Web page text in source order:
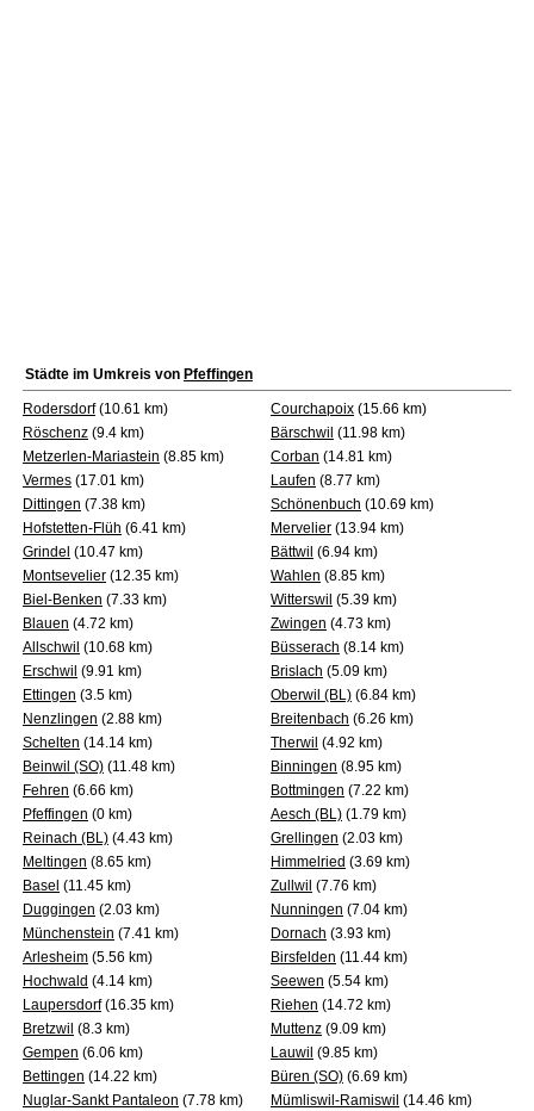
Städte im Umkreis von Pfeffingen
Rodersdorf(10.61 km) Courchapoix (15.66 km)
Röschenz (9.4 km) Bärschwil (11.98 km)
Metzerlen-Mariastein (8.85 km) Corban (14.81 km)
Vermes (17.01 km) Laufen (8.77 km)
Dittingen (7.38 km) Schönenbuch (10.69 km)
Hofstetten-Flüh (6.41 km) Mervelier (13.94 km)
Grindel (10.47 km) Bättwil (6.94 km)
Montsevelier (12.35 km) Wahlen (8.85 km)
Biel-Benken (7.33 km) Witterswil (5.39 km)
Blauen (4.72 km) Zwingen (4.73 km)
Allschwil (10.68 km) Büsserach (8.14 km)
Erschwil (9.91 km) Brislach (5.09 km)
Ettingen (3.5 km) Oberwil (BL) (6.84 km)
Nenzlingen (2.88 km) Breitenbach (6.26 km)
Schelten (14.14 km) Therwil (4.92 km)
Beinwil (SO) (11.48 km) Binningen (8.95 km)
Fehren (6.66 km) Bottmingen (7.22 km)
Pfeffingen (0 km) Aesch (BL) (1.79 km)
Reinach (BL) (4.43 km) Grellingen (2.03 km)
Meltingen (8.65 km) Himmelried (3.69 km)
Basel (11.45 km) Zullwil (7.76 km)
Duggingen (2.03 km) Nunningen (7.04 km)
Münchenstein (7.41 km) Dornach (3.93 km)
Arlesheim (5.56 km) Birsfelden (11.44 km)
Hochwald (4.14 km) Seewen (5.54 km)
Laupersdorf(16.35 km) Riehen (14.72 km)
Bretzwil (8.3 km) Muttenz (9.09 km)
Gempen (6.06 km) Lauwil (9.85 km)
Bettingen (14.22 km) Büren (SO) (6.69 km)
Nuglar-Sankt Pantaleon (7.78 km) Mümliswil-Ramiswil (14.46 km)